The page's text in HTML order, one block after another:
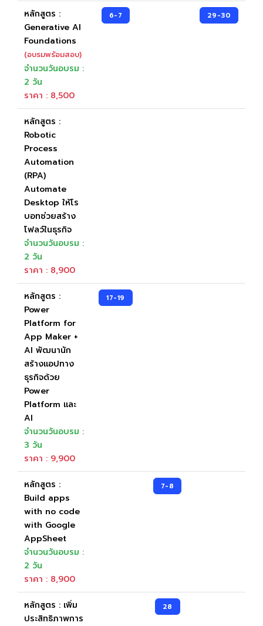
หลักสูตร :
Generative AI
Foundations
(อบรมพร้อมสอบ)
จำนวนวันอบรม :
2 วัน
ราคา : 8,500
6-7 29-30
หลักสูตร :
Robotic
Process
Automation
(RPA)
Automate
Desktop ให้โร
บอทช่วยสร้าง
โฟลว์ในธุรกิจ
จำนวนวันอบรม :
2 วัน
ราคา : 8,900
หลักสูตร :
Power
Platform for
App Maker +
AI พัฒนานัก
สร้างแอปทาง
ธุรกิจด้วย
Power
Platform และ
AI
จำนวนวันอบรม :
3 วัน
ราคา : 9,900
17-19
หลักสูตร :
Build apps
with no code
with Google
AppSheet
จำนวนวันอบรม :
2 วัน
ราคา : 8,900
7-8
หลักสูตร : เพิ่ม
ประสิทธิภาพการ
28